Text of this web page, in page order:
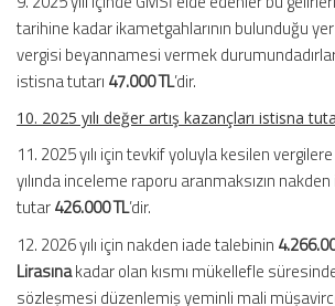
tarihine kadar ikametgahlarının bulunduğu
vergisi beyannamesi vermek durumundadırlar.
istisna tutarı 47.000 TL’dir.
10. 2025 yılı değer artış kazançları istisna
11. 2025 yılı için tevkif yoluyla kesilen
yılında inceleme raporu aranmaksızın
tutar426.000 TL’dir.
12. 2026 yılı için nakden iade talebinin
Lirasınakadar olan kısmı mükellefle
sözleşmesi düzenlemiş yeminli mali